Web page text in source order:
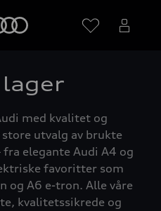
med kvalitet og
utvalg av brukte
elegante Audi A4 og
favoritter som
og A6 e-tron. Alle våre
kvalitetssikrede og